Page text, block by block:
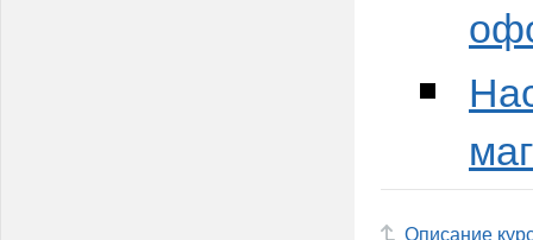
Описание